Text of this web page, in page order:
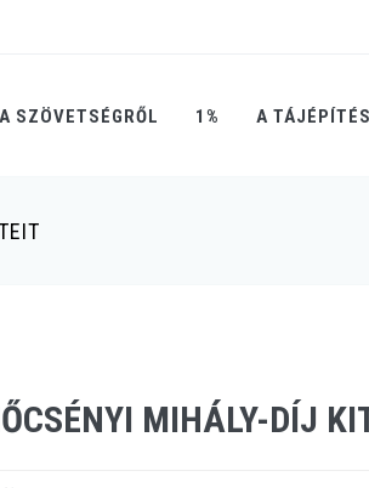
A SZÖVETSÉGRŐL 1% A
MIHÁLY-DÍJ